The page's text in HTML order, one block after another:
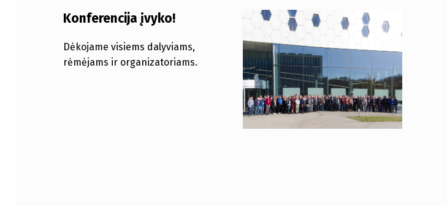
Konferencija įvyko!
Dėkojame visiems dalyviams,
rėmėjams ir organizatoriams.